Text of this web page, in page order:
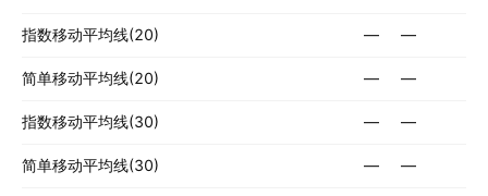
指数移动平均线(20) — —
简单移动平均线(20) — —
指数移动平均线(30) — —
简单移动平均线(30) — —